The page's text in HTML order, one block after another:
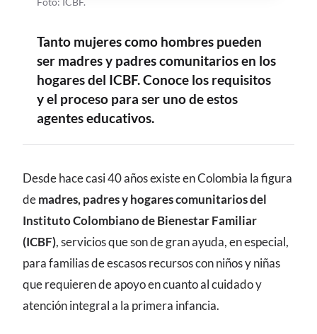
Tanto mujeres como hombres pueden
ser madres y padres comunitarios en los
hogares del ICBF. Conoce los requisitos
y el proceso para ser uno de estos
agentes educativos.
CONTENIDO
Desde hace casi 40 años existe en Colombia la figura
demadres, padres y hogares comunitarios del
Instituto Colombiano de Bienestar Familiar
(ICBF), servicios que son de gran ayuda, en especial,
para familias de escasos recursos con niños y niñas
que requieren de apoyo en cuanto al cuidado y
atención integral a la primera infancia.